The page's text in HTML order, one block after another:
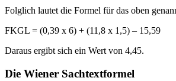
Folglich lautet die Formel für das oben
FKGL = (0,39 x 6) + (11,8 x 1,5) – 15,59
Daraus ergibt sich ein Wert von 4,45.
Die Wiener Sachtextformel